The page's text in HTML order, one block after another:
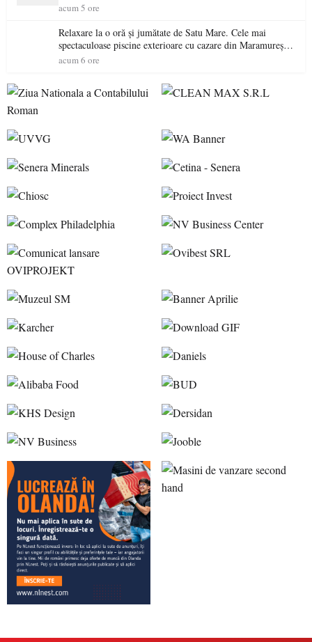
acum 5 ore
Relaxare la o oră și jumătate de Satu Mare. Cele mai
spectaculoase piscine exterioare cu cazare din Maramureș,
ideale pentru o escapadă de vară
acum 6 ore